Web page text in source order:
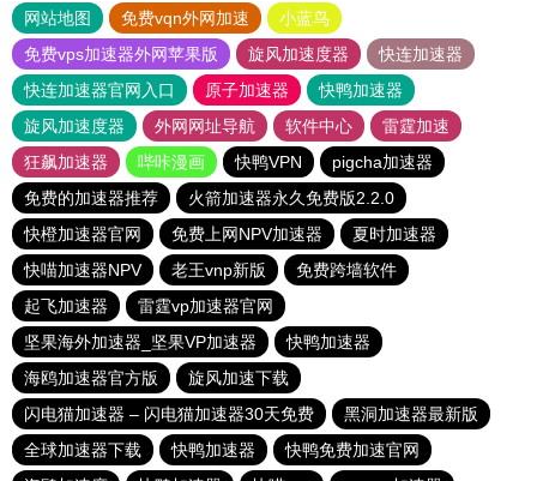
网站地图 免费vqn外网加速
小蓝鸟
免费vps加速器外网苹果版
旋风加速度器
快连加速器
快连加速器官网入口
原子加速器
快鸭加速器
旋风加速度器
外网网址导航 软件中心
雷霆加速
狂飙加速器
哔咔漫画 快鸭VPN
pigcha加速器
免费的加速器推荐
火箭加速器永久免费版2.2.0
快橙加速器官网
免费上网NPV加速器
夏时加速器
快喵加速器NPV
老王vnp新版
免费跨墙软件
起飞加速器
雷霆vp加速器官网
坚果海外加速器_坚果VP加速器
快鸭加速器
海鸥加速器官方版
旋风加速下载
闪电猫加速器 – 闪电猫加速器30天免费
黑洞加速器最新版
全球加速器下载
快鸭加速器
快鸭免费加速官网